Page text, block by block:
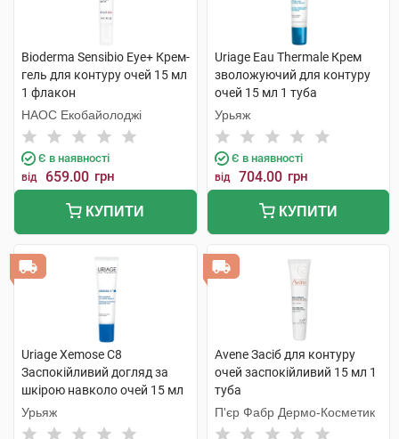
Bioderma Sensibio Eye+ Крем-
гель для контуру очей 15 мл
1 флакон
НАОС Екобайолоджі
Є в наявності
від 659.00 грн
КУПИТИ
Uriage Eau Thermale Крем
зволожуючий для контуру
очей 15 мл 1 туба
Урьяж
Є в наявності
від 704.00 грн
КУПИТИ
Uriage Xemose C8
Заспокійливий догляд за
шкірою навколо очей 15 мл
1 туба
Урьяж
Avene Засіб для контуру
очей заспокійливий 15 мл 1
туба
П'єр Фабр Дермо-Косметик